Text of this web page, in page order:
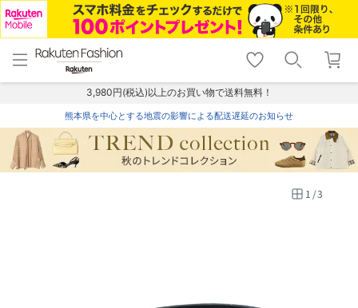
menu home
トップ
shopping_cart lock_outline
ログイン
3,980円(税込)以上のお買い物で送料無料！
熊本県を中心とする地震の影響による配送遅延のお知らせ
1 /3